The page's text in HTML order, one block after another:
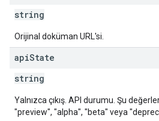
string
Orijinal doküman URL'si.
apiState
string
Yalnızca çıkış. API durumu. Şu
"preview", "alpha", "beta" veya